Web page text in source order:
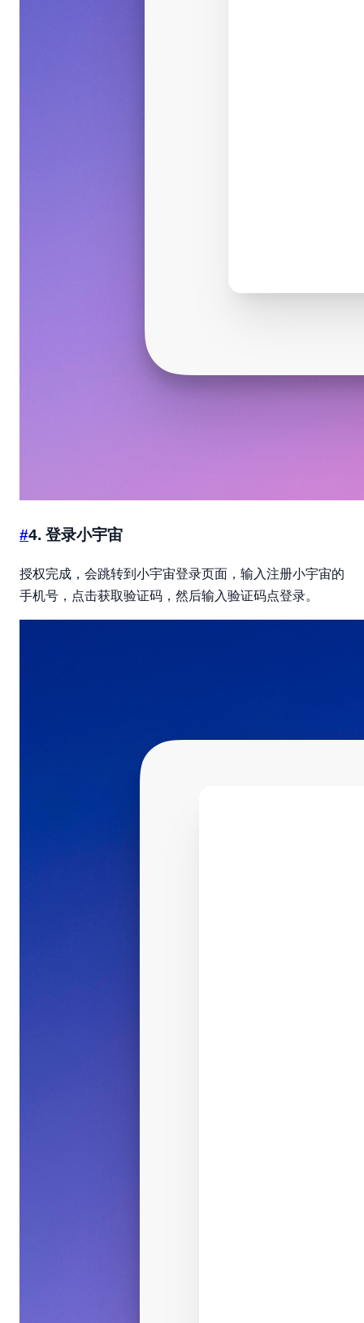
#4. 登录小宇宙
授权完成，会跳转到小宇宙登录页面，输入注册小宇宙的
手机号，点击获取验证码，然后输入验证码点登录。